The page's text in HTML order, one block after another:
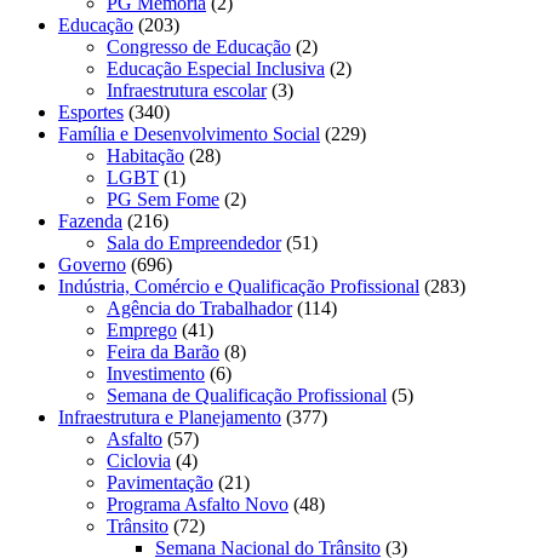
Educação (203)
Congresso de Educação (2)
Educação Especial Inclusiva (2)
Infraestrutura escolar(3)
Esportes (340)
Família e Desenvolvimento Social (229)
Habitação (28)
LGBT (1)
PG Sem Fome (2)
Fazenda (216)
Sala do Empreendedor(51)
Governo (696)
Indústria, Comércio e Qualificação Profissional (283)
Agência do Trabalhador(114)
Emprego (41)
Feira da Barão (8)
Investimento (6)
Semana de Qualificação Profissional (5)
Infraestrutura e Planejamento (377)
Asfalto (57)
Ciclovia (4)
Pavimentação (21)
Programa Asfalto Novo (48)
Trânsito (72)
Semana Nacional do Trânsito (3)